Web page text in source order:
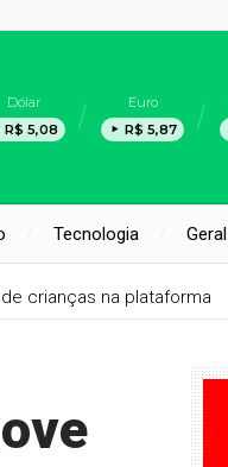
Dólar
R$ 5,08
Euro
R$ 5,87
Tecnologia Geral
crianças na plataforma